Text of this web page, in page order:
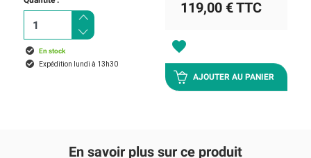
En stock
Expédition lundi à 13h30
119,00 €TTC
favorite
AJOUTER AU PANIER
En savoir plus sur ce produit